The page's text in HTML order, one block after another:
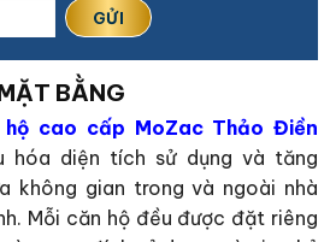
BẰNG
cao cấp MoZac Thảo Điền
diện tích sử dụng và tăng
không gian trong và ngoài nhà
Mỗi căn hộ đều được đặt riêng